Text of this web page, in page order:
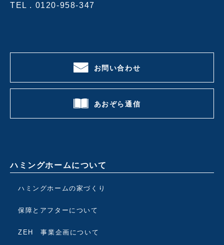
TEL . 0120-958-347
お問い合わせ
あおぞら通信
ハミングホームについて
ハミングホームの家づくり
保障とアフターについて
ZEH 事業企画について